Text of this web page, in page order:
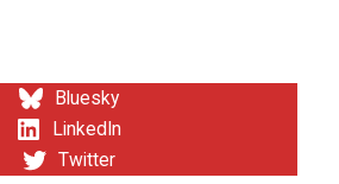
Bluesky
LinkedIn
Twitter